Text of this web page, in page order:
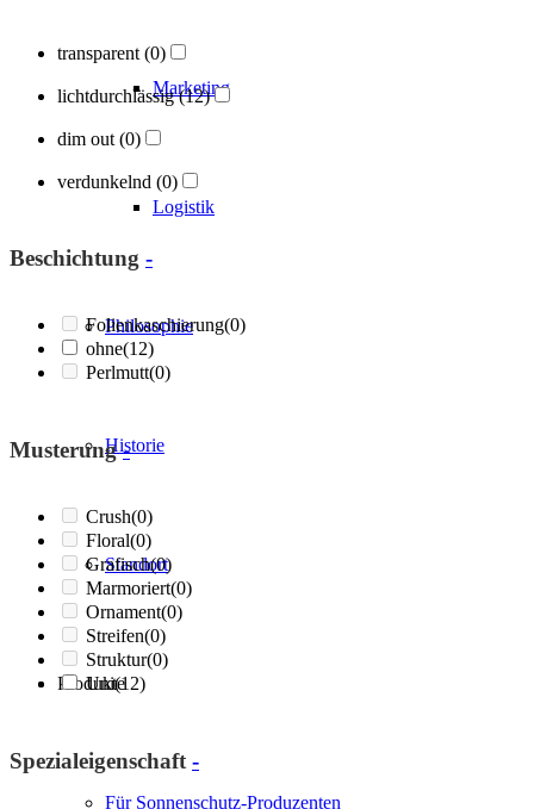
Marketing
Logistik
Philosophie
Historie
Standort
Produkte
Für Sonnenschutz-Produzenten
transparent (0)
lichtdurchlässig(12)
dim out (0)
verdunkelnd (0)
Beschichtung -
Folienkaschierung(0)
ohne(12)
Perlmutt(0)
Musterung-
Crush(0)
Floral(0)
Grafisch(0)
Marmoriert(0)
Ornament(0)
Streifen(0)
Struktur(0)
Uni(12)
Spezialeigenschaft -